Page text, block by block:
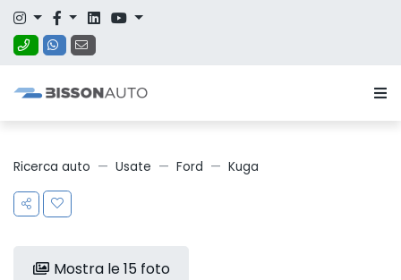
Ricerca auto Usate Ford Kuga
Mostra le 15 foto